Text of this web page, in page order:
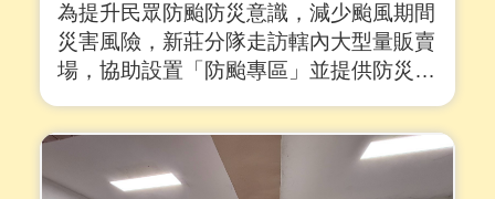
為提升民眾防颱防災意識，減少颱風期間
災害風險，新莊分隊走訪轄內大型量販賣
場，協助設置「防颱專區」並提供防災宣
颱準備，保護自身與家人安全。 新莊分
隊指出，隨著颱風季節來臨，氣候變化多
端、極端天氣頻繁，民眾不可掉以輕心。